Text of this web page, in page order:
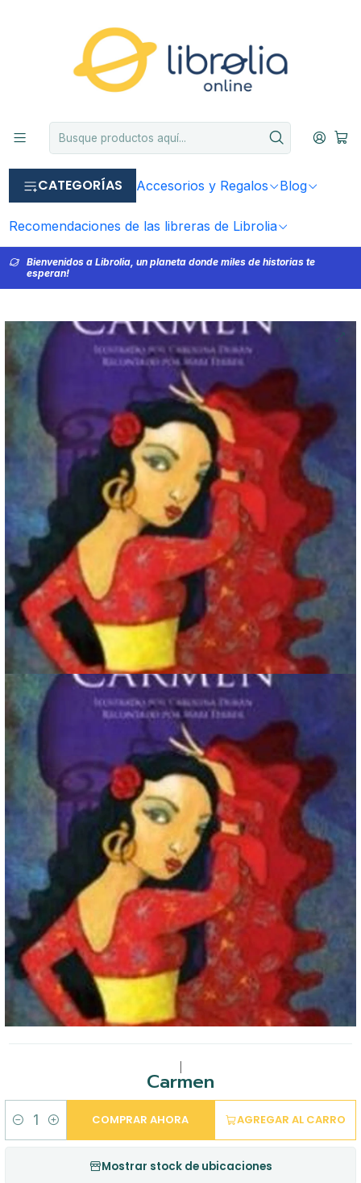
CATEGORÍAS Accesorios y Regalos Blog
Recomendaciones de las libreras de Librolia
Bienvenidos a Librolia, un planeta donde miles de historias te
esperan!
Carmen
Cantidad
AGREGAR AL CARRO
COMPRAR AHORA
Mostrar stock de ubicaciones